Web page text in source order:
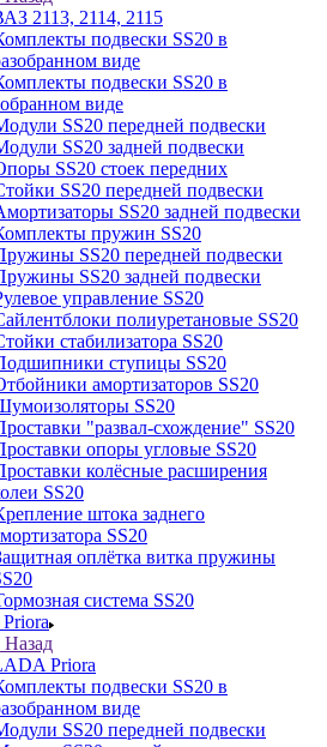
2113, 2114, 2115
подвески SS20 в
виде
подвески SS20 в
виде
SS20 передней подвески
SS20 задней подвески
SS20 стоек передних
SS20 передней подвески
SS20 задней подвески
пружин SS20
SS20 передней подвески
SS20 задней подвески
управление SS20
полиуретановые SS20
стабилизатора SS20
ступицы SS20
амортизаторов SS20
SS20
"развал-схождение" SS20
опоры угловые SS20
колёсные расширения
SS20
штока заднего
SS20
оплётка витка пружины
система SS20
Назад
Priora
подвески SS20 в
виде
SS20 передней подвески